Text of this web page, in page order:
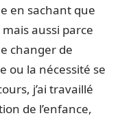
en sachant que
mais aussi parce
changer de
ou la nécessité se
j’ai travaillé
de l’enfance,